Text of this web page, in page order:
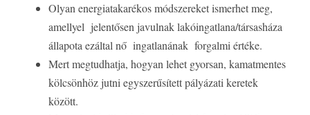
Olyan energiatakarékos módszereket ismerhet meg,
amellyel jelentősen javulnak lakóingatlana/társasháza
állapota ezáltal nő ingatlanának forgalmi értéke.
Mert megtudhatja, hogyan lehet gyorsan, kamatmentes
kölcsönhöz jutni egyszerűsített pályázati keretek
között.